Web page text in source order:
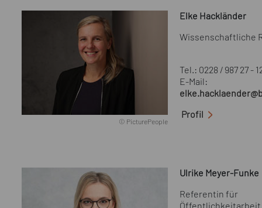
© PicturePeople
Elke Hackländer
Wissenschaftliche
Tel.: 0228 / 987 27 -
E-Mail:
Profil
Ulrike Meyer-Funke
Referentin für